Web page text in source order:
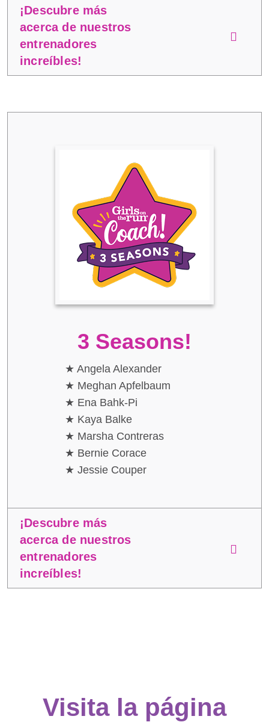
¡Descubre más
acerca de nuestros
entrenadores
increíbles!
3 Seasons!
Angela Alexander
Meghan Apfelbaum
Ena Bahk-Pi
Kaya Balke
Marsha Contreras
Bernie Corace
Jessie Couper
¡Descubre más
acerca de nuestros
entrenadores
increíbles!
Visita la página